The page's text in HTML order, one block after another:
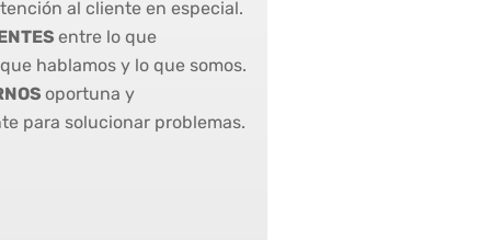
al cliente en especial.
entre lo que
hablamos y lo que somos.
oportuna y
para solucionar problemas.